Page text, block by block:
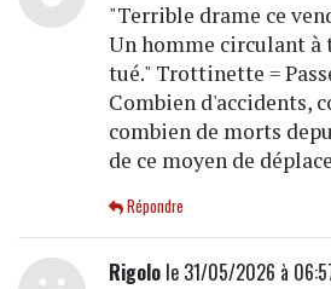
"Terrible drame ce
Un homme circulant
tué." Trottinette =
Combien d'accidents,
combien de morts
de ce moyen de
Répondre
Rigolole 31/05/2026 à